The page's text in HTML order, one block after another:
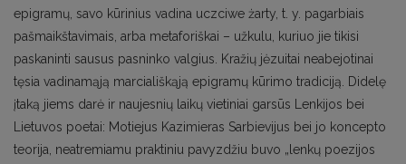
epigramų, savo kūrinius vadina uczciwe żarty, t. y. pagarbiais
pašmaikštavimais, arba metaforiškai – užkulu, kuriuo jie tikisi
paskaninti sausus pasninko valgius. Kražių jėzuitai neabejotinai
tęsia vadinamąją marciališkąją epigramų kūrimo tradiciją. Didelę
įtaką jiems darė ir naujesnių laikų vietiniai garsūs Lenkijos bei
Lietuvos poetai: Motiejus Kazimieras Sarbievijus bei jo koncepto
teorija, neatremiamu praktiniu pavyzdžiu buvo „lenkų poezijos